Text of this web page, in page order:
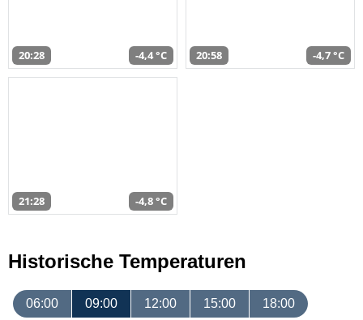
20:28 -4,4 °C 20:58 -4,7 °C
21:28 -4,8 °C
Historische Temperaturen
06:00 09:00 12:00 15:00 18:00